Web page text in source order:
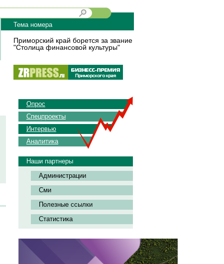
Тема номера
Приморский край борется за звание
"Столица финансовой культуры"
Опрос
Спецпроекты
Интервью
Аналитика
Наши партнеры
Администрации
Сми
Полезные ссылки
Статистика